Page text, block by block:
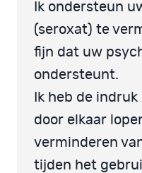
Ik ondersteun
(seroxat) te
fijn dat uw
ondersteunt.
Ik heb de
door elkaar
verminderen
tijden het